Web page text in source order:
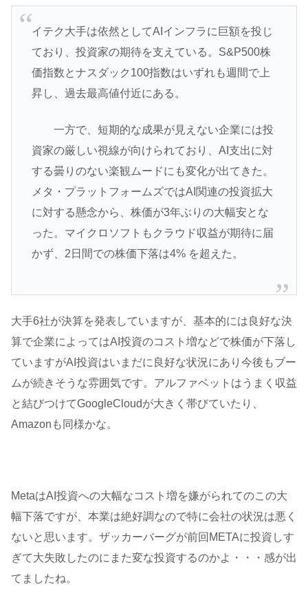
イテク大手は依然としてAIインフラに巨額を投じ
ており、投資家の期待を支えている。S&P500株
価指数とナスダック100指数はいずれも週間で上
昇し、過去最高値付近にある。
一方で、短期的な成果が見えない企業には投
資家の厳しい視線が向けられており、AI支出に対
する曇りのない楽観ムードにも変化が出てきた。
メタ・プラットフォームズではAI関連の投資拡大
に対する懸念から、株価が3年ぶりの大幅安とな
った。マイクロソフトもクラウド収益が期待に届
かず、2日間での株価下落は4% を超えた。
大手6社が決算を発表していますが、基本的には良好な決
算で企業によってはAI投資のコスト増などで株価が下落し
ていますがAI投資はいまだに良好な状況にあり今後もブー
ムが続きそうな雰囲気です。アルファベットはうまく収益
と結びつけてGoogleCloudが大きく帯びていたり、
Amazonも同様かな。
MetaはAI投資への大幅なコスト増を嫌がられてのこの大
幅下落ですが、本業は絶好調なので特に会社の状況は悪く
ないと思います。ザッカーバーグが前回METAに投資しす
ぎて大失敗したのにまた変な投資するのかよ・・・感が出
てましたね。